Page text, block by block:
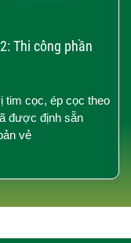
Thi công phần
tim cọc, ép cọc theo
được định sẵn
vẻ
›